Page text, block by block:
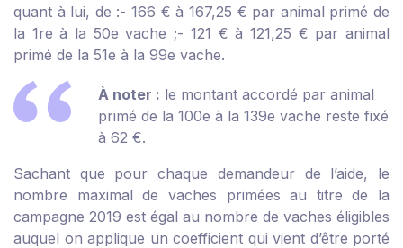
quant à lui, de :- 166 € à 167,25 € par animal primé de
la 1re à la 50e vache ;- 121 € à 121,25 € par animal
primé de la 51e à la 99e vache.
À noter : le montant accordé par animal
primé de la 100e à la 139e vache reste fixé
à 62 €.
Sachant que pour chaque demandeur de l’aide, le
nombre maximal de vaches primées au titre de la
campagne 2019 est égal au nombre de vaches éligibles
auquel on applique un coefficient qui vient d’être porté